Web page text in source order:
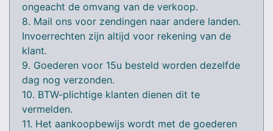
ongeacht de omvang van de verkoop.
8. Mail ons voor zendingen naar andere landen.
Invoerrechten zijn altijd voor rekening van de
klant.
9. Goederen voor 15u besteld worden dezelfde
dag nog verzonden.
10. BTW-plichtige klanten dienen dit te
vermelden.
11. Het aankoopbewijs wordt met de goederen